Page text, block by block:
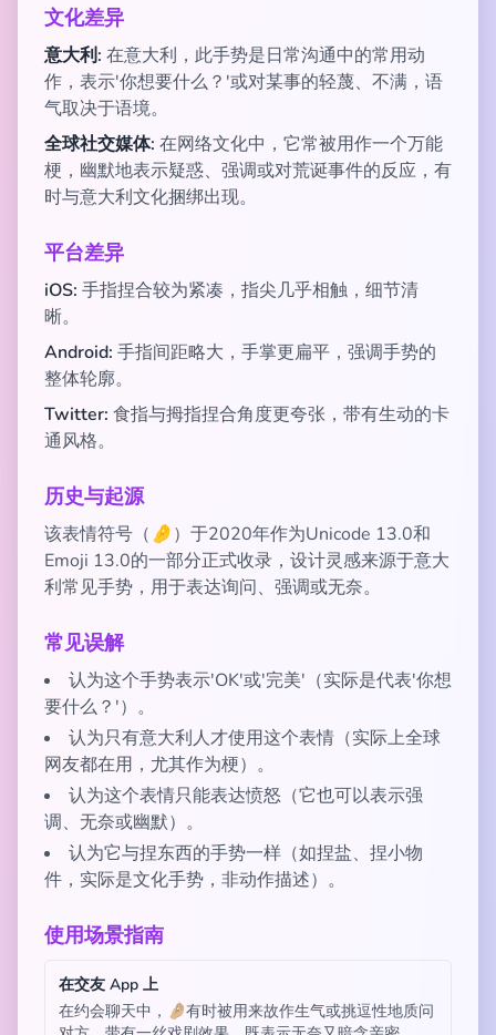
文化差异
意大利: 在意大利，此手势是日常沟通中的常用动
作，表示'你想要什么？'或对某事的轻蔑、不满，语
气取决于语境。
全球社交媒体: 在网络文化中，它常被用作一个万能
梗，幽默地表示疑惑、强调或对荒诞事件的反应，有
时与意大利文化捆绑出现。
平台差异
iOS: 手指捏合较为紧凑，指尖几乎相触，细节清
晰。
Android: 手指间距略大，手掌更扁平，强调手势的
整体轮廓。
Twitter: 食指与拇指捏合角度更夸张，带有生动的卡
通风格。
历史与起源
该表情符号（🤌）于2020年作为Unicode 13.0和
Emoji 13.0的一部分正式收录，设计灵感来源于意大
利常见手势，用于表达询问、强调或无奈。
常见误解
认为这个手势表示'OK'或'完美'（实际是代表'你想
要什么？'）。
认为只有意大利人才使用这个表情（实际上全球
网友都在用，尤其作为梗）。
认为这个表情只能表达愤怒（它也可以表示强
调、无奈或幽默）。
认为它与捏东西的手势一样（如捏盐、捏小物
件，实际是文化手势，非动作描述）。
使用场景指南
在交友 App 上
在约会聊天中，🤌🏼有时被用来故作生气或挑逗性地质问